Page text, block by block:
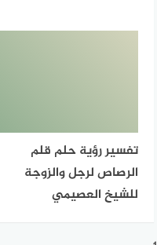
تفسير رؤية حلم قلم
الرصاص لرجل والزوجة
للشيخ العصيمي